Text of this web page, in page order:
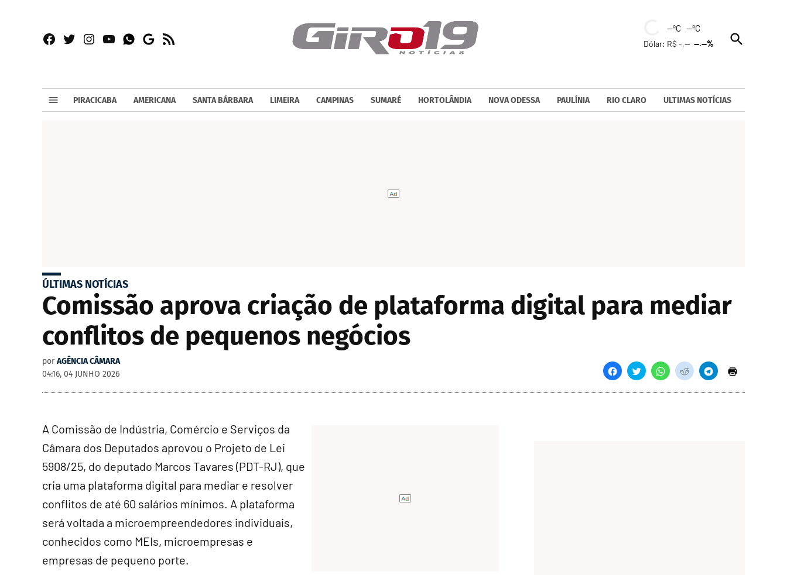
Facebook
TwitterInstagram
YouTubeWhatsapp
Google
RSS
--ºC --ºC
Dólar: R$ -,----.--%
Open
Search
PIRACICABA AMERICANA SANTA BÁRBARA LIMEIRA CAMPINAS SUMARÉ HORTOLÂNDIA NOVA ODESSA PAULÍNIA RIO CLARO ULTIMAS NOTÍCIAS
ÚLTIMAS NOTÍCIAS
Comissão aprova criação de plataforma digital para mediar
conflitos de pequenos negócios
por AGÊNCIA CÂMARA
04:16, 04 JUNHO 2026
A Comissão de Indústria, Comércio e Serviços da
Câmara dos Deputados aprovou o Projeto de Lei
5908/25, do deputado Marcos Tavares (PDT-RJ), que
cria uma plataforma digital para mediar e resolver
conflitos de até 60 salários mínimos. A plataforma
será voltada a microempreendedores individuais,
conhecidos como MEIs, microempresas e
empresas de pequeno porte.